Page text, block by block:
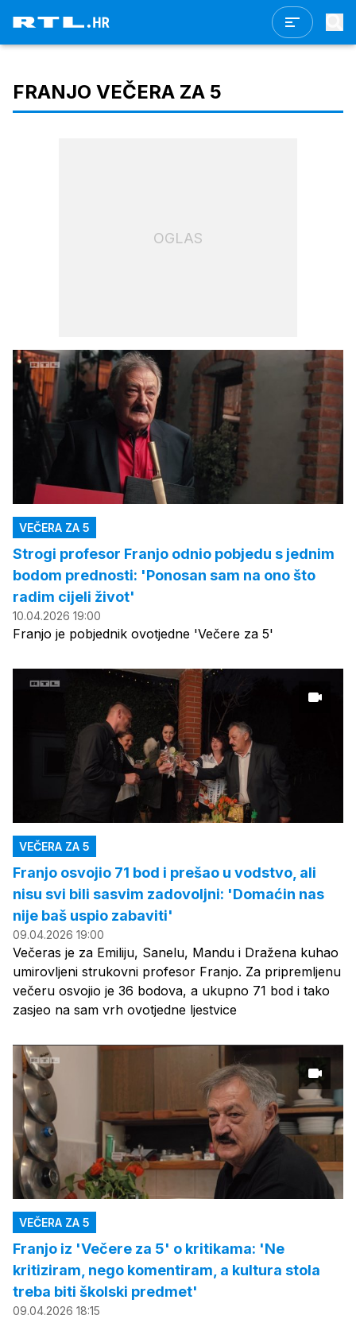
FRANJO VEČERA ZA 5
OGLAS
VEČERA ZA 5
Strogi profesor Franjo odnio pobjedu s jednim
bodom prednosti: 'Ponosan sam na ono što
radim cijeli život'
10.04.2026 19:00
Franjo je pobjednik ovotjedne 'Večere za 5'
VEČERA ZA 5
Franjo osvojio 71 bod i prešao u vodstvo, ali
nisu svi bili sasvim zadovoljni: 'Domaćin nas
nije baš uspio zabaviti'
09.04.2026 19:00
Večeras je za Emiliju, Sanelu, Mandu i Dražena kuhao
umirovljeni strukovni profesor Franjo. Za pripremljenu
večeru osvojio je 36 bodova, a ukupno 71 bod i tako
zasjeo na sam vrh ovotjedne ljestvice
VEČERA ZA 5
Franjo iz 'Večere za 5' o kritikama: 'Ne
kritiziram, nego komentiram, a kultura stola
treba biti školski predmet'
09.04.2026 18:15